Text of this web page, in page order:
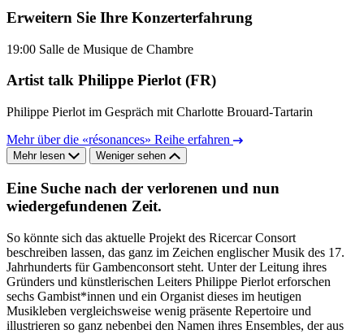
Erweitern Sie Ihre Konzerterfahrung
19:00 Salle de Musique de Chambre
Artist talk Philippe Pierlot (FR)
Philippe Pierlot im Gespräch mit Charlotte Brouard-Tartarin
Mehr über die «résonances» Reihe erfahren
Mehr lesen Weniger sehen
Eine Suche nach der verlorenen und nun
wiedergefundenen Zeit.
So könnte sich das aktuelle Projekt des Ricercar Consort
beschreiben lassen, das ganz im Zeichen englischer Musik des 17.
Jahrhunderts für Gambenconsort steht. Unter der Leitung ihres
Gründers und künstlerischen Leiters Philippe Pierlot erforschen
sechs Gambist*innen und ein Organist dieses im heutigen
Musikleben vergleichsweise wenig präsente Repertoire und
illustrieren so ganz nebenbei den Namen ihres Ensembles, der aus